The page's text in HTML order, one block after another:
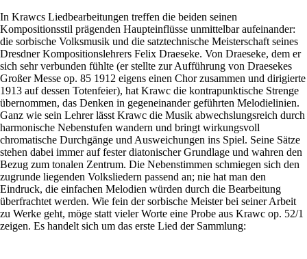
In Krawcs Liedbearbeitungen treffen die beiden seinen
Kompositionsstil prägenden Haupteinflüsse unmittelbar aufeinander:
die sorbische Volksmusik und die satztechnische Meisterschaft seines
Dresdner Kompositionslehrers Felix Draeseke. Von Draeseke, dem er
sich sehr verbunden fühlte (er stellte zur Aufführung von Draesekes
Großer Messe op. 85 1912 eigens einen Chor zusammen und dirigierte
1913 auf dessen Totenfeier), hat Krawc die kontrapunktische Strenge
übernommen, das Denken in gegeneinander geführten Melodielinien.
Ganz wie sein Lehrer lässt Krawc die Musik abwechslungsreich durch
harmonische Nebenstufen wandern und bringt wirkungsvoll
chromatische Durchgänge und Ausweichungen ins Spiel. Seine Sätze
stehen dabei immer auf fester diatonischer Grundlage und wahren den
Bezug zum tonalen Zentrum. Die Nebenstimmen schmiegen sich den
zugrunde liegenden Volksliedern passend an; nie hat man den
Eindruck, die einfachen Melodien würden durch die Bearbeitung
überfrachtet werden. Wie fein der sorbische Meister bei seiner Arbeit
zu Werke geht, möge statt vieler Worte eine Probe aus Krawc op. 52/1
zeigen. Es handelt sich um das erste Lied der Sammlung: